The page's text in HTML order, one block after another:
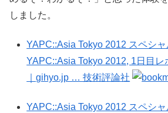
しました。
YAPC::Asia Tokyo 2012 スペシャ
YAPC::Asia Tokyo 2012, 1日目レ
｜gihyo.jp … 技術評論社
YAPC::Asia Tokyo 2012 スペシャ